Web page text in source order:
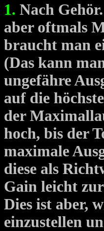
1. Nach
aber oftmals
braucht man
(Das kann
ungefähre
auf die
der
hoch, bis der
maximale
diese als
Gain leicht
Dies ist aber,
einzustellen